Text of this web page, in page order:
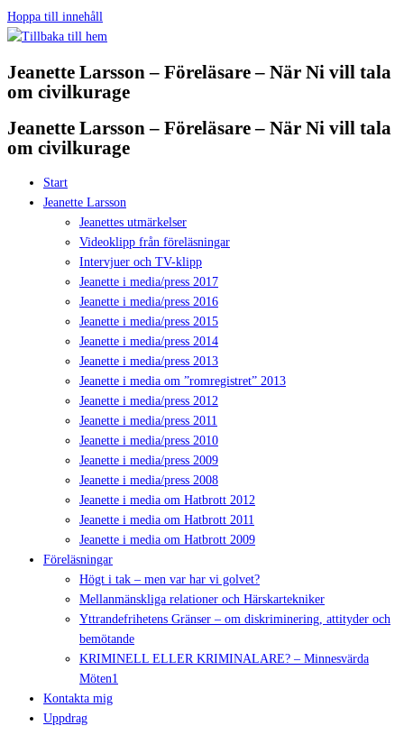
Hoppa till innehåll
Jeanette Larsson – Föreläsare – När Ni vill tala
om civilkurage
Jeanette Larsson – Föreläsare – När Ni vill tala
om civilkurage
Start
Jeanette Larsson
Jeanettes utmärkelser
Videoklipp från föreläsningar
Intervjuer och TV-klipp
Jeanette i media/press 2017
Jeanette i media/press 2016
Jeanette i media/press 2015
Jeanette i media/press 2014
Jeanette i media/press 2013
Jeanette i media om ”romregistret” 2013
Jeanette i media/press 2012
Jeanette i media/press 2011
Jeanette i media/press 2010
Jeanette i media/press 2009
Jeanette i media/press 2008
Jeanette i media om Hatbrott 2012
Jeanette i media om Hatbrott 2011
Jeanette i media om Hatbrott 2009
Föreläsningar
Högt i tak – men var har vi golvet?
Mellanmänskliga relationer och Härskartekniker
Yttrandefrihetens Gränser – om diskriminering, attityder och
bemötande
KRIMINELL ELLER KRIMINALARE? – Minnesvärda
Möten1
Kontakta mig
Uppdrag